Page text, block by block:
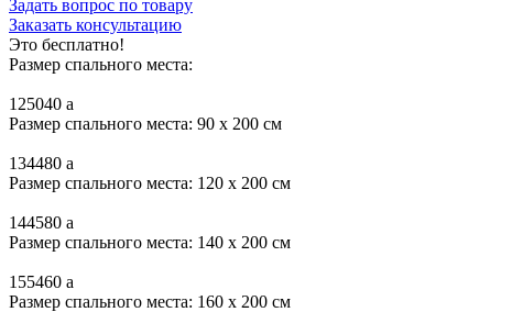
Задать вопрос по товару
Заказать консультацию
Это бесплатно!
Размер спального места:
125040 a
Размер спального места: 90 x 200 см
134480 a
Размер спального места: 120 x 200 см
144580 a
Размер спального места: 140 x 200 см
155460 a
Размер спального места: 160 x 200 см